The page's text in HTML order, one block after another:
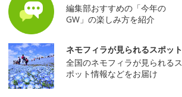
編集部おすすめの「今年の
GW」の楽しみ方を紹介
ネモフィラが見られるスポット
全国のネモフィラが見られるス
ポット情報などをお届け